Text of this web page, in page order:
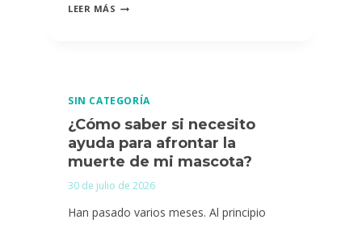
LEER MÁS ¿CÓMO
EL
MOMENTO
DE
LA
EUTANASIA
PARA
SIN CATEGORÍA
¿Cómo saber si necesito
ayuda para afrontar la
muerte de mi mascota?
30 de julio de 2026
Han pasado varios meses. Al principio